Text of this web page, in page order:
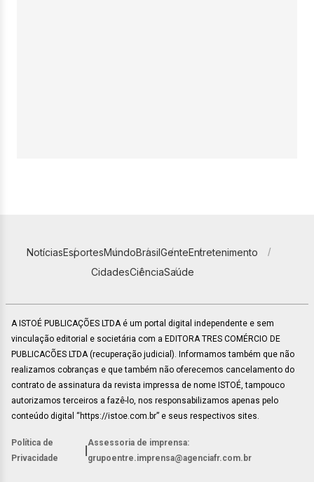
NotíciasEsportesMundoBrasilGenteEntretenimento
CidadesCiênciaSaúde
A ISTOÉ PUBLICAÇÕES LTDA é um portal digital independente e sem
vinculação editorial e societária com a EDITORA TRES COMÉRCIO DE
PUBLICACÕES LTDA (recuperação judicial). Informamos também que não
realizamos cobranças e que também não oferecemos cancelamento do
contrato de assinatura da revista impressa de nome ISTOÉ, tampouco
autorizamos terceiros a fazê-lo, nos responsabilizamos apenas pelo
conteúdo digital “https://istoe.com.br” e seus respectivos sites.
Política de
Privacidade
Assessoria de imprensa:
grupoentre.imprensa@agenciafr.com.br